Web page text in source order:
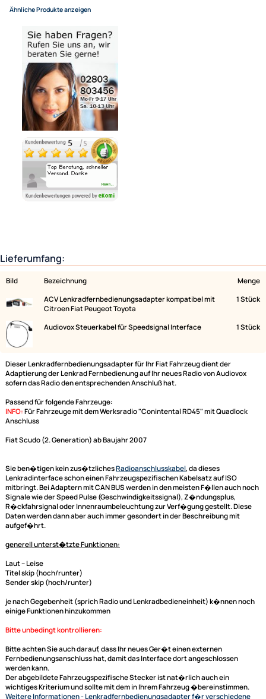
Lieferumfang:
Bild Bezeichnung
ACV Lenkradfernbedienungsadapter kompatibel mit
Citroen Fiat Peugeot Toyota
Dieser Lenkradfernbedienungsadapter für Ihr Fiat Fahrzeug dient der
Adaptierung der Lenkrad Fernbedienung auf Ihr neues Radio von
sofern das Radio den entsprechenden Anschluß hat.
Passend für folgende Fahrzeuge:
INFO:Für Fahrzeuge mit dem Werksradio "Conintental RD45" mit
Fiat Scudo (2. Generation) ab Baujahr 2007
Lenkradinterfaceschon einen Fahrzeugspezifischen Kabelsatz auf ISO
mitbringt. Bei Adaptern mit CAN BUS werden in den meisten F�llen
R�ckfahrsignal oder Innenraumbeleuchtung zur Verf�gung gestellt.
Daten werden dann aber auch immer gesondert in der Beschreibung mit
aufgef�hrt.
generell unterst�tzte Funktionen:
Laut -- Leise
für eine normale Postadresse in Deutschland
(Deutsche Inseln 14,90 EUR Aufschlag / pro Paket)
Zur Zeit nicht lieferbar!
Variantenauswahl
Ähnliche Produkte anzeigen